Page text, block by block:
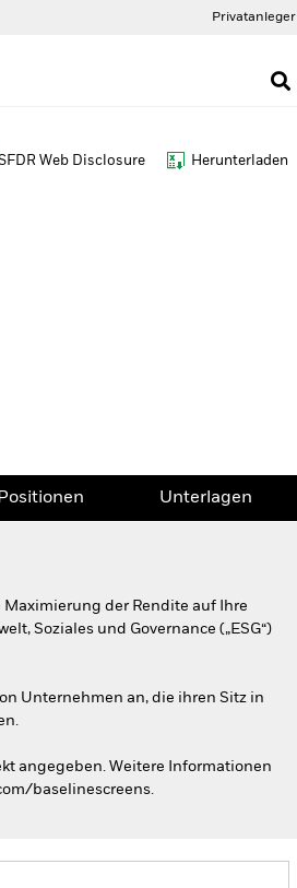
Privatanleger
Web Disclosure Herunterladen
Positionen Unterlagen
der Rendite auf Ihre
Soziales und Governance („ESG“)
Unternehmen an, die ihren Sitz in
angegeben. Weitere Informationen
baselinescreens.